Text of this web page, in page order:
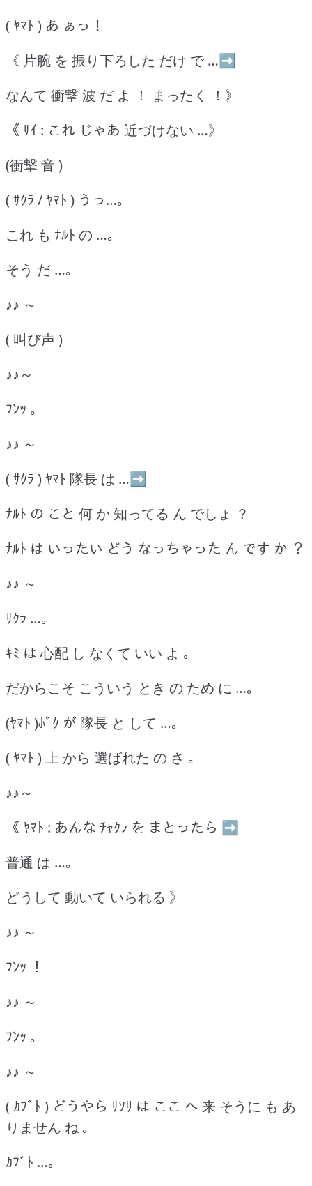
( ﾔﾏﾄ ) あ ぁっ！
《 片腕 を 振り下ろした だけ で …➡
なんて 衝撃 波 だ よ ！ まったく ！》
《 ｻｲ : これ じゃあ 近づけない …》
(衝撃 音 )
( ｻｸﾗ / ﾔﾏﾄ ) うっ…｡
これ も ﾅﾙﾄ の …｡
そう だ …｡
♪♪ ～
( 叫び声 )
♪♪～
ﾌﾝｯ ｡
♪♪ ～
( ｻｸﾗ ) ﾔﾏﾄ 隊長 は …➡
ﾅﾙﾄ の こと 何 か 知ってる ん でしょ ？
ﾅﾙﾄ は いったい どう なっちゃった ん です か ？
♪♪ ～
ｻｸﾗ …｡
ｷﾐ は 心配 し なくて いい よ ｡
だからこそ こういう とき の ため に …｡
(ﾔﾏﾄ )ﾎﾞｸ が 隊長 と して …｡
( ﾔﾏﾄ ) 上 から 選ばれた の さ ｡
♪♪～
《 ﾔﾏﾄ : あんな ﾁｬｸﾗ を まとったら ➡
普通 は …｡
どうして 動いて いられる 》
♪♪ ～
ﾌﾝｯ ！
♪♪ ～
ﾌﾝｯ ｡
♪♪ ～
( ｶﾌﾞﾄ ) どうやら ｻｿﾘ は ここ へ 来 そうに も あ
りません ね ｡
ｶﾌﾞﾄ …｡